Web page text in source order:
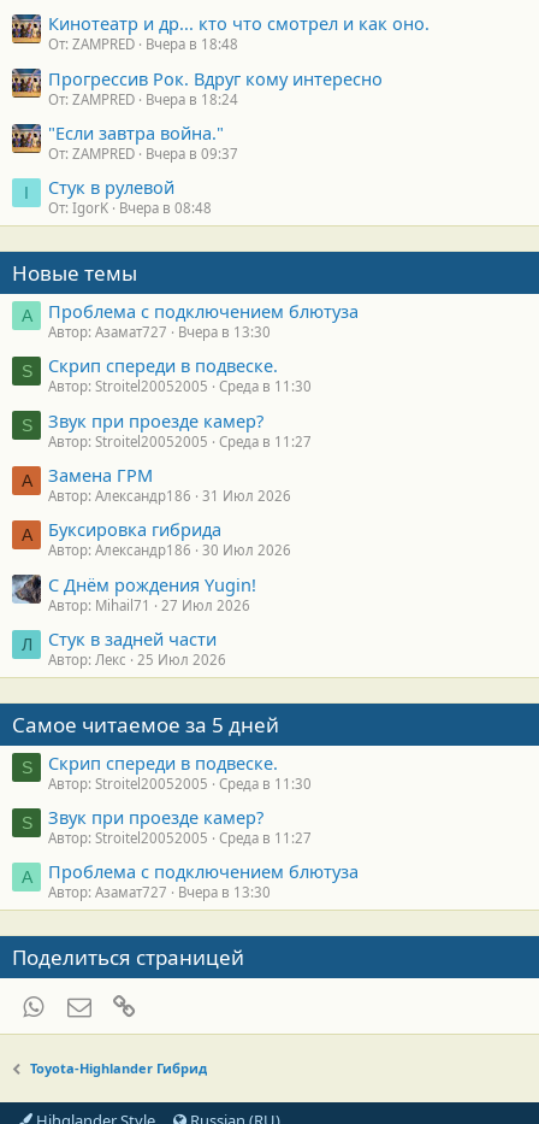
Кинотеатр и др... кто что смотрел и как оно.
От: ZAMPRED Вчера в 18:48
Прогрессив Рок. Вдруг кому интересно
От: ZAMPRED Вчера в 18:24
"Если завтра война."
От: ZAMPRED Вчера в 09:37
I Стук в рулевой
От: IgorK Вчера в 08:48
Новые темы
А Проблема с подключением блютуза
Автор: Азамат727 Вчера в 13:30
S Скрип спереди в подвеске.
Автор: Stroitel20052005 Среда в 11:30
S Звук при проезде камер?
Автор: Stroitel20052005 Среда в 11:27
А Замена ГРМ
Автор: Александр186 31 Июл 2026
А Буксировка гибрида
Автор: Александр186 30 Июл 2026
С Днём рождения Yugin!
Автор: Mihail71 27 Июл 2026
Л Стук в задней части
Автор: Лекс 25 Июл 2026
Самое читаемое за 5 дней
S Скрип спереди в подвеске.
Автор: Stroitel20052005 Среда в 11:30
S Звук при проезде камер?
Автор: Stroitel20052005 Среда в 11:27
А Проблема с подключением блютуза
Автор: Азамат727 Вчера в 13:30
Поделиться страницей
WhatsAppЭлектронная почта
Toyota-Highlander Гибрид